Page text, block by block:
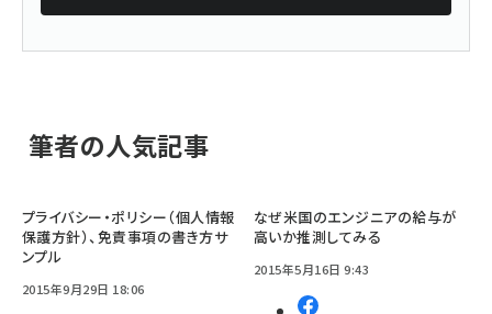
筆者の人気記事
プライバシー・ポリシー（個人情報
保護方針）、免責事項の書き方サ
ンプル
2015年9月29日 18:06
なぜ米国のエンジニアの給与が
高いか推測してみる
2015年5月16日 9:43